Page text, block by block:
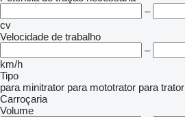
–
cv
Velocidade de trabalho
–
km/h
Tipo
para minitrator para mototrator para trator
Carroçaria
Volume